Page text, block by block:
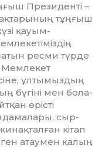
Президенті –
тұңғыш
қауым­
ресми түрде
Мем­ле­кет
ұлтымыздың
бүгіні мен бола­
өрісті
сыр-
кітап
атау­мен қалың